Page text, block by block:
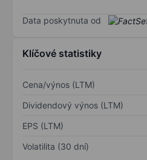
Data poskytnuta od
Klíčové statistiky
Cena/výnos (LTM)
Dividendový výnos (LTM)
EPS (LTM)
Volatilita (30 dní)